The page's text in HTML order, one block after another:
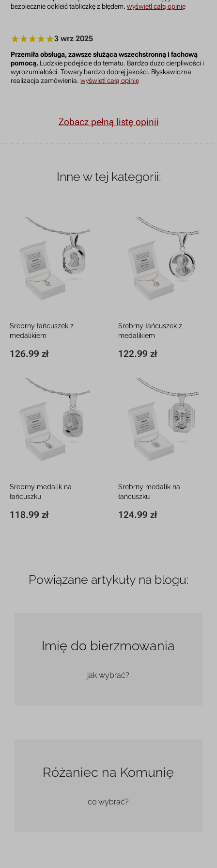
bezpiecznie odkleić tabliczkę z błędem.wyświetl całą opinię
3 wrz 2025
Przemiła obsługa, zawsze służąca wszechstronną i fachową
pomocą. Ludzkie podejście do tematu. Bardzo dużo cierpliwości i
wyrozumiałości. Towary bardzo dobrej jakości. Błyskawiczna
realizacja zamówienia.wyświetl całą opinię
Zobacz pełną listę opinii
Inne w tej kategorii:
Srebrny łańcuszek z
medalikiem
126.99 zł
10 x 18 mm
Srebrny łańcuszek z
medalikiem
122.99 zł
20 x 12 mm
Srebrny medalik na
łańcuszku
118.99 zł
20 x 8,5 mm
Srebrny medalik na
łańcuszku
124.99 zł
19,5 x 13 mm
Powiązane artykuły na blogu:
Imię do bierzmowania
jak wybrać?
Różaniec na Komunię
co wybrać?